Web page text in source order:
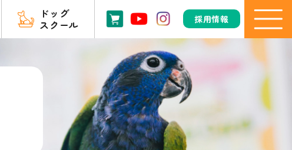
ドッグ
スクール
採用情報